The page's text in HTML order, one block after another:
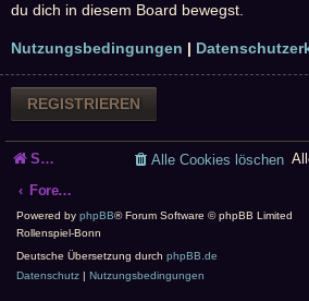
du dich in diesem Board bewegst.
Nutzungsbedingungen |
REGISTRIEREN
Startseite
Foren-Übersicht
Alle Cookies löschen
Powered by phpBB® Forum Software © phpBB Limited
Rollenspiel-Bonn
Deutsche Übersetzung durch phpBB.de
Datenschutz
Nutzungsbedingungen